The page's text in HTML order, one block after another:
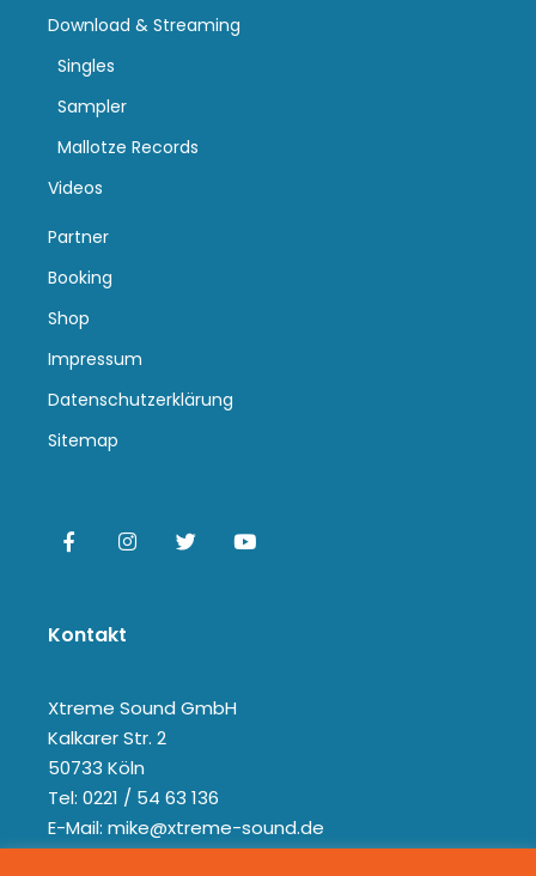
Download & Streaming
Singles
Sampler
Mallotze Records
Videos
Partner
Booking
Shop
Impressum
Datenschutzerklärung
Sitemap
Kontakt
Xtreme Sound GmbH
Kalkarer Str. 2
50733 Köln
Tel: 0221 / 54 63 136
E-Mail: mike@xtreme-sound.de